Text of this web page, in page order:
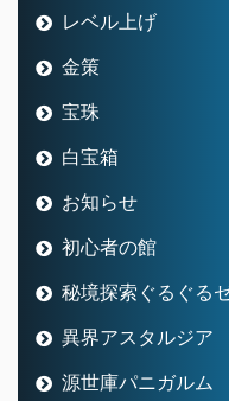
レベル上げ
金策
宝珠
白宝箱
お知らせ
初心者の館
秘境探索ぐるぐる
異界アスタルジア
源世庫パニガルム